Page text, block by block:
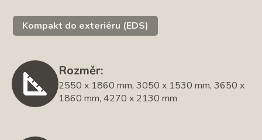
Kompakt do exteriéru (EDS)
Rozměr:
2550 x 1860 mm, 3050 x 1530 mm, 3650 x
1860 mm, 4270 x 2130 mm